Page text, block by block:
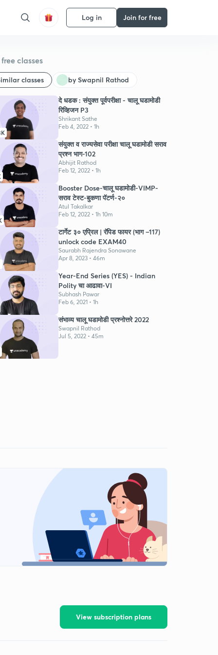
Log in Join for free
classes
classes by Swapnil Rathod
दे धडक : संयुक्त पूर्वपरीक्षा - चालू घडामोडी
रिव्हिजन P3
Shrikant Sathe
Feb 4, 2022 • 1h
संयुक्त व राज्यसेवा परीक्षा चालू घडामोडी सराव
प्रश्न भाग-102
Abhijit Rathod
Feb 12, 2022 • 1h
Booster Dose-चालू घडामोडी-VIMP-
सराव टेस्ट-बुकणा पॅटर्ण-२०
Atul Takalkar
Feb 12, 2022 • 1h 10m
टार्गेट ३० एप्रिल | रॅपिड फायर (भाग –117)
unlock code EXAM40
Saurabh Rajendra Sonawane
Apr 8, 2023 • 46m
Year-End Series (YES) - Indian
Polity चा आढावा-VI
Subhash Pawar
Feb 6, 2021 • 1h
संभाव्य चालू घडामोडी प्रश्नोत्तरे 2022
Swapnil Rathod
Jul 5, 2022 • 45m
View subscription plans